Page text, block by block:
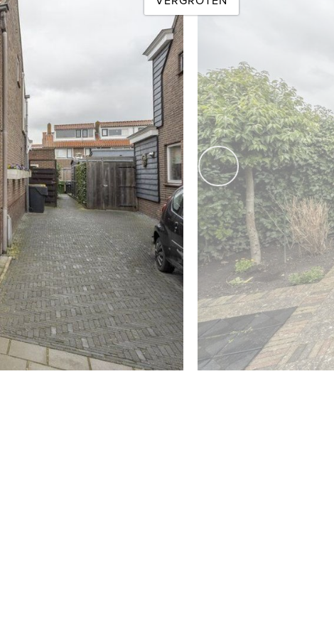
gebruiken als opbergruimte voor koffers of kerstspullen.
zich aan de achterzijde van de woning en heeft een
de ramen met horren.
begane grond vernieuwd.
is zeer ruim en heeft volwassen en jonge beplating en een
zomerse dagen, heerlijk vertoeven na een dag hard
elektra en wordt gebruikt als wasruimte. De achtertuin is
volgende